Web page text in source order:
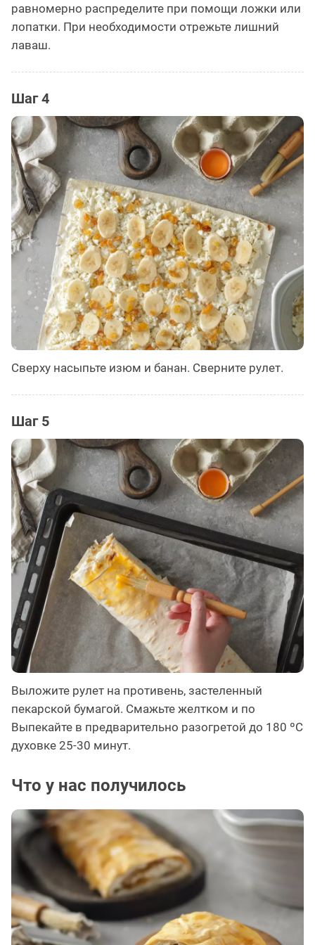
равномерно распределите при помощи ложки или
лопатки. При необходимости отрежьте лишний
лаваш.
Шаг 4
Сверху насыпьте изюм и банан. Сверните рулет.
Шаг 5
Выложите рулет на противень, застеленный
пекарской бумагой. Смажьте желтком и по
Выпекайте в предварительно разогретой до 180 ºC
духовке 25-30 минут.
Что у нас получилось